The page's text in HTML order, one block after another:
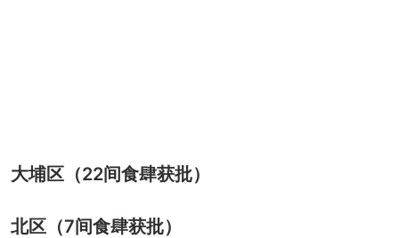
大埔区（22间食肆获批）
北区（7间食肆获批）